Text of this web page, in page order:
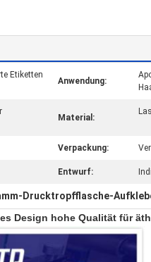
Etiketten
Anwendung:
Material:
Verpackung:
Entwurf:
Drucktropfflasche-
Design hohe Qualität für